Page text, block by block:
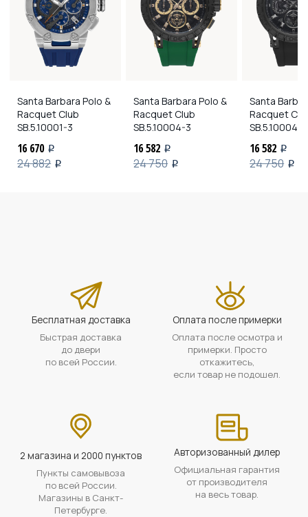
Santa Barbara Polo &
Racquet Club
SB.5.10001-3
16 670 i
24 882 i
Santa Barbara Polo &
Racquet Club
SB.5.10004-3
16 582 i
24 750 i
Santa
Racquet
SB.5.10004-5
16 582 i
24 750 i
Бесплатная доставка
Быстрая доставка
до двери
по всей России.
Оплата после примерки
Оплата после осмотра и
примерки. Просто
откажитесь,
если товар не подошел.
2 магазина и 2000 пунктов
Пункты самовывоза
по всей России.
Магазины в Санкт-
Петербурге.
Авторизованный дилер
Официальная гарантия
от производителя
на весь товар.